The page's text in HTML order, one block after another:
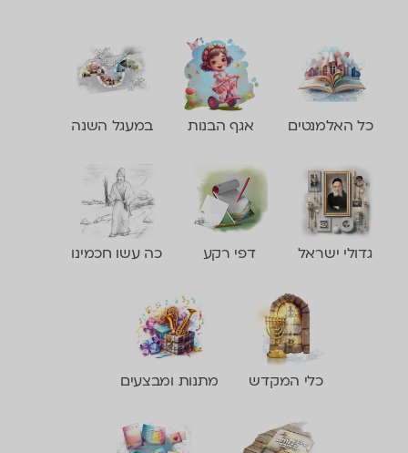
כל האלמנטים אגף הבנות במעגל השנה
גדולי ישראל דפי רקע כה עשו חכמינו
כלי המקדש מתנות ומבצעים